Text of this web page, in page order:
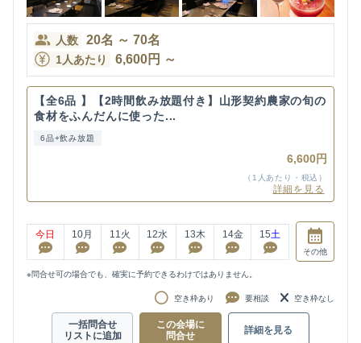
人数 20名 ～ 70名
1人あたり 6,600円 ～
【全6品 】【2時間飲み放題付き】山形契約農家の旬の
食材をふんだんに使った...
6品+飲み放題
6,600円
（1人あたり・税込）
詳細を見る
今日 10月 11火 12水 13木 14金 15土
その他
※問合せ可の場合でも、確実に予約できるわけではありません。
空き枠あり 要相談 空き枠なし
一括問合せ
リストに追加
この会場に
問合せ
詳細を見る